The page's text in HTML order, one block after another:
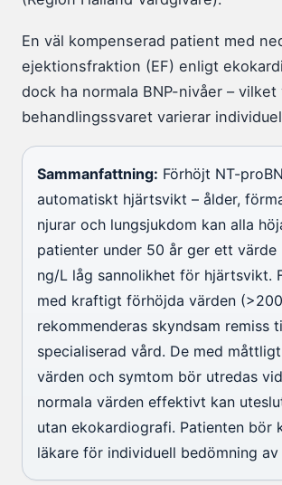
En väl kompenserad patient med
ejektionsfraktion (EF) enligt
dock ha normala BNP-nivåer –
behandlingssvaret varierar
Sammanfattning: Förhöjt NT-
automatiskt hjärtsvikt – ålder,
njurar och lungsjukdom kan alla
patienter under 50 år ger ett värde
ng/L låg sannolikhet för hjärtsvikt.
med kraftigt förhöjda värden
rekommenderas skyndsam remiss
specialiserad vård. De med
värden och symtom bör utredas
normala värden effektivt kan
utan ekokardiografi. Patienten bör
läkare för individuell bedömning av